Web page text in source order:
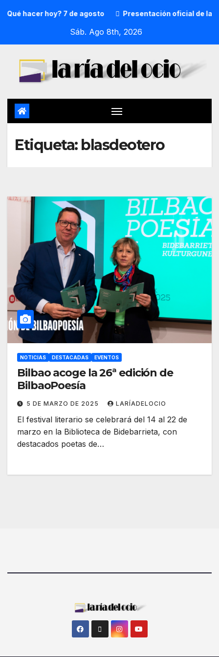
hacer hoy? 7 de agosto Presentación oficial de la
Sáb. Ago 8th, 2026
Etiqueta: blasdeotero
NOTICIAS DESTACADAS EVENTOS
Bilbao acoge la 26ª edición de
BilbaoPoesía
5 DE MARZO DE 2025 LARÍADELOCIO
El festival literario se celebrará del 14 al 22 de
marzo en la Biblioteca de Bidebarrieta, con
destacados poetas de…